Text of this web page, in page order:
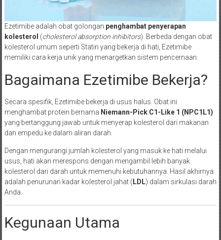
Ezetimibe adalah obat golongan penghambat penyerapan
kolesterol (cholesterol absorption inhibitors). Berbeda dengan obat
kolesterol umum seperti Statin yang bekerja di hati, Ezetimibe
memiliki cara kerja unik yang menargetkan sistem pencernaan.
Bagaimana Ezetimibe Bekerja?
Secara spesifik, Ezetimibe bekerja di usus halus. Obat ini
menghambat protein bernama Niemann-Pick C1-Like 1 (NPC1L1)
yang bertanggung jawab untuk menyerap kolesterol dari makanan
dan empedu ke dalam aliran darah.
Dengan mengurangi jumlah kolesterol yang masuk ke hati melalui
usus, hati akan merespons dengan mengambil lebih banyak
kolesterol dari darah untuk memenuhi kebutuhannya. Hasil akhirnya
adalah penurunan kadar kolesterol jahat ( LDL) dalam sirkulasi darah
Anda.
Kegunaan Utama